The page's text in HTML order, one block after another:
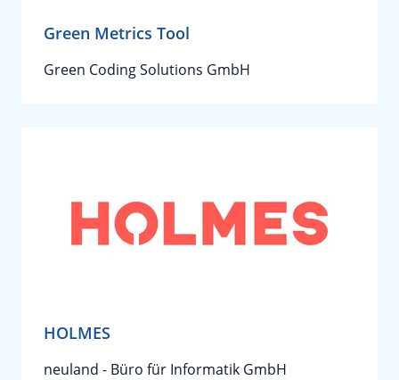
Green Metrics Tool
Green Coding Solutions GmbH
HOLMES
neuland - Büro für Informatik GmbH